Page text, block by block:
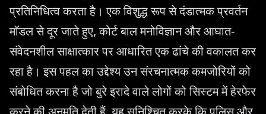
प्रतिनिधित्व करता है। एक विशुद्ध रूप से दंडात्मक प्रवर्तन
मॉडल से दूर जाते हुए, कोर्ट बाल मनोविज्ञान और आघात-
संवेदनशील साक्षात्कार पर आधारित एक ढांचे की वकालत कर
रहा है। इस पहल का उद्देश्य उन संरचनात्मक कमजोरियों को
संबोधित करना है जो बुरे इरादे वाले लोगों को सिस्टम में हेरफेर